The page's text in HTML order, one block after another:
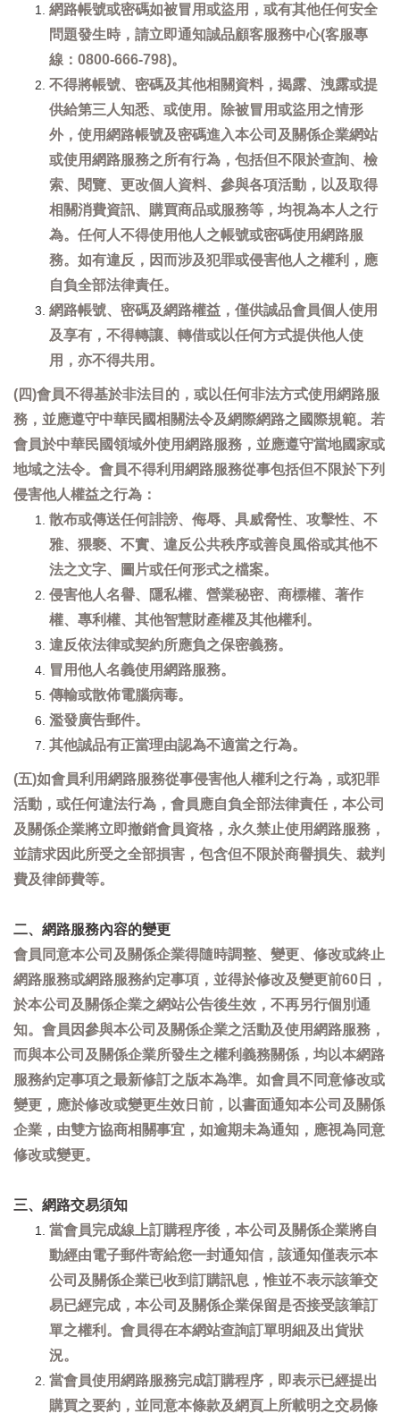
網路帳號或密碼如被冒用或盜用，或有其他任何安全
問題發生時，請立即通知誠品顧客服務中心(客服專
線：0800-666-798)。
不得將帳號、密碼及其他相關資料，揭露、洩露或提
供給第三人知悉、或使用。除被冒用或盜用之情形
外，使用網路帳號及密碼進入本公司及關係企業網站
或使用網路服務之所有行為，包括但不限於查詢、檢
索、閱覽、更改個人資料、參與各項活動，以及取得
相關消費資訊、購買商品或服務等，均視為本人之行
為。任何人不得使用他人之帳號或密碼使用網路服
務。如有違反，因而涉及犯罪或侵害他人之權利，應
自負全部法律責任。
網路帳號、密碼及網路權益，僅供誠品會員個人使用
及享有，不得轉讓、轉借或以任何方式提供他人使
用，亦不得共用。
(四)會員不得基於非法目的，或以任何非法方式使用網路服
務，並應遵守中華民國相關法令及網際網路之國際規範。若
會員於中華民國領域外使用網路服務，並應遵守當地國家或
地域之法令。會員不得利用網路服務從事包括但不限於下列
侵害他人權益之行為：
散布或傳送任何誹謗、侮辱、具威脅性、攻擊性、不
雅、猥褻、不實、違反公共秩序或善良風俗或其他不
法之文字、圖片或任何形式之檔案。
侵害他人名譽、隱私權、營業秘密、商標權、著作
權、專利權、其他智慧財產權及其他權利。
違反依法律或契約所應負之保密義務。
冒用他人名義使用網路服務。
傳輸或散佈電腦病毒。
濫發廣告郵件。
其他誠品有正當理由認為不適當之行為。
(五)如會員利用網路服務從事侵害他人權利之行為，或犯罪
活動，或任何違法行為，會員應自負全部法律責任，本公司
及關係企業將立即撤銷會員資格，永久禁止使用網路服務，
並請求因此所受之全部損害，包含但不限於商譽損失、裁判
費及律師費等。
二、網路服務內容的變更
會員同意本公司及關係企業得隨時調整、變更、修改或終止
網路服務或網路服務約定事項，並得於修改及變更前60日，
於本公司及關係企業之網站公告後生效，不再另行個別通
知。會員因參與本公司及關係企業之活動及使用網路服務，
而與本公司及關係企業所發生之權利義務關係，均以本網路
服務約定事項之最新修訂之版本為準。如會員不同意修改或
變更，應於修改或變更生效日前，以書面通知本公司及關係
企業，由雙方協商相關事宜，如逾期未為通知，應視為同意
修改或變更。
三、網路交易須知
當會員完成線上訂購程序後，本公司及關係企業將自
動經由電子郵件寄給您一封通知信，該通知僅表示本
公司及關係企業已收到訂購訊息，惟並不表示該筆交
易已經完成，本公司及關係企業保留是否接受該筆訂
單之權利。會員得在本網站查詢訂單明細及出貨狀
況。
當會員使用網路服務完成訂購程序，即表示已經提出
購買之要約，並同意本條款及網頁上所載明之交易條